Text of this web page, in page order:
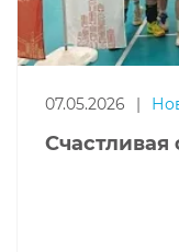
07.05.2026 |